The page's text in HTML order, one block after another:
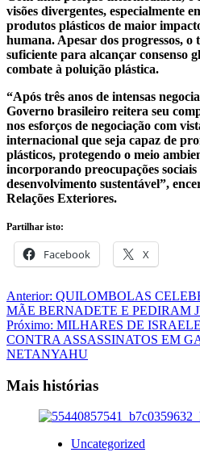
visões divergentes, especialmente
produtos plásticos de maior
humana. Apesar dos progressos, o
suficiente para alcançar consenso
combate à poluição plástica.
“Após três anos de intensas
Governo brasileiro reitera seu
nos esforços de negociação com
internacional que seja capaz de
plásticos, protegendo o meio
incorporando preocupações sociais
desenvolvimento sustentável”,
Relações Exteriores.
Partilhar isto:
Facebook X
Navegação
de
artigos
Anterior: QUILOMBOLAS
MÃE BERNADETE E PEDIRAM
Próximo: MILHARES DE
CONTRA ASSASSINATOS EM
NETANYAHU
Mais histórias
Uncategorized